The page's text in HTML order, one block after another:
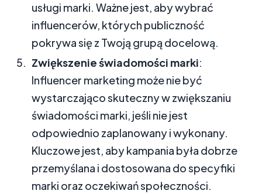
usługi marki. Ważne jest, aby wybrać
influencerów, których publiczność
pokrywa się z Twoją grupą docelową.
Zwiększenie świadomości marki:
Influencer marketing może nie być
wystarczająco skuteczny w zwiększaniu
świadomości marki, jeśli nie jest
odpowiednio zaplanowany i wykonany.
Kluczowe jest, aby kampania była dobrze
przemyślana i dostosowana do specyfiki
marki oraz oczekiwań społeczności.